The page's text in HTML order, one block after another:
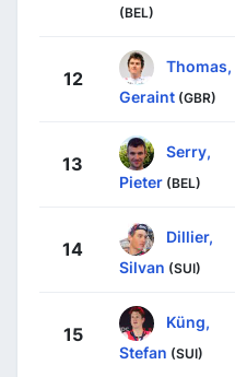
(BEL)
12
Thomas,
Geraint (GBR)
13
Serry,
Pieter (BEL)
14
Dillier,
Silvan (SUI)
15
Küng,
Stefan (SUI)